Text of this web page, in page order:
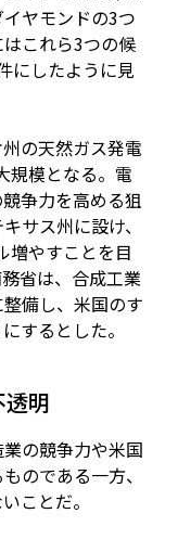
ヤモンドの3つ
これら3つの候
にしたように見
の天然ガス発電
規模となる。電
争力を高める狙
サス州に設け、
増やすことを目
省は、合成工業
備し、米国のす
するとした。
透明
の競争力や米国
のである一方、
ことだ。